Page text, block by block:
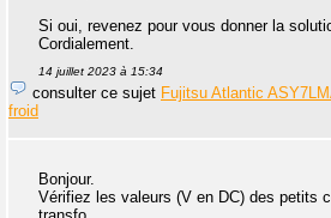
Si oui, revenez pour vous donner la
Cordialement.
14 juillet 2023 à 15:34
consulter ce sujet Fujitsu Atlantic
froid
Bonjour.
Vérifiez les valeurs (V en DC) des petits